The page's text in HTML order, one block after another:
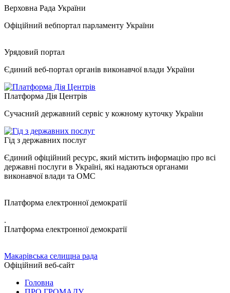
Верховна Рада України
Офіційний вебпортал парламенту України
Урядовий портал
Єдиний веб-портал органів виконавчої влади України
Платформа Дія Центрів
Сучасний державний сервіс у кожному куточку України
Гід з державних послуг
Єдиний офіційний ресурс, який містить інформацію про всі
державні послуги в Україні, які надаються органами
виконавчої влади та ОМС
Платформа електронної демократії
.
Платформа електронної демократії
Макарівська селищна рада
Офіційний веб-сайт
Головна